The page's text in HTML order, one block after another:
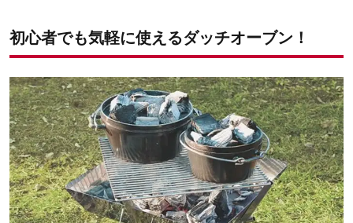
初心者でも気軽に使えるダッチオーブン！